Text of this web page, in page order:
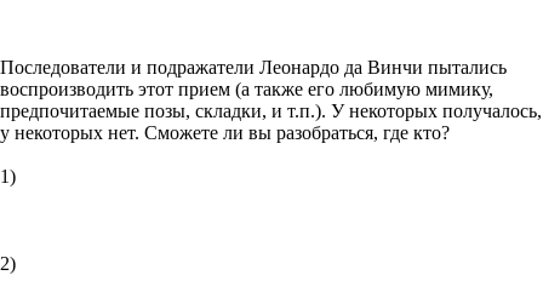
Последователи и подражатели Леонардо да Винчи пытались
воспроизводить этот прием (а также его любимую мимику,
предпочитаемые позы, складки, и т.п.). У некоторых получалось,
у некоторых нет. Сможете ли вы разобраться, где кто?
1)
2)